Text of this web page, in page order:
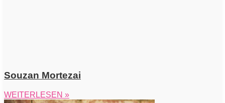
Souzan Mortezai
WEITERLESEN »